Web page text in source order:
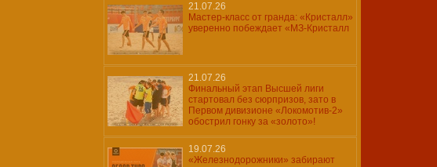
21.07.26
Мастер-класс от гранда: «Кристалл»
уверенно побеждает «МЗ-Кристалл
21.07.26
Финальный этап Высшей лиги
стартовал без сюрпризов, зато в
Первом дивизионе «Локомотив-2»
обострил гонку за «золото»!
19.07.26
«Железнодорожники» забирают